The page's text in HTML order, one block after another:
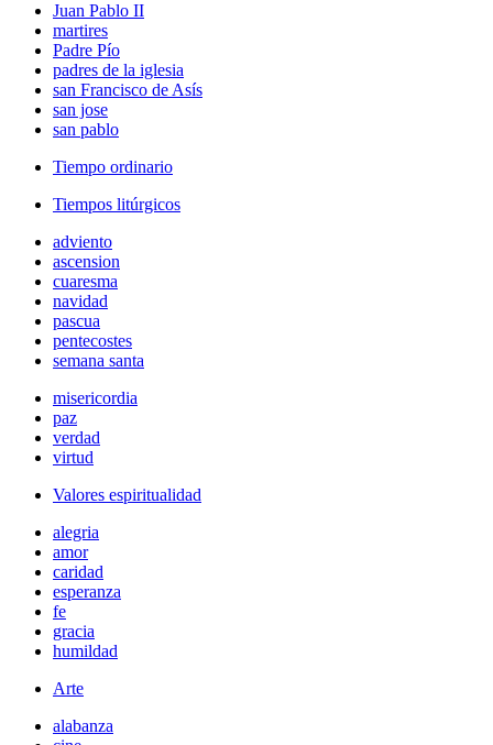
Juan Pablo II
martires
Padre Pío
padres de la iglesia
san Francisco de Asís
san jose
san pablo
Tiempo ordinario
Tiempos litúrgicos
adviento
ascension
cuaresma
navidad
pascua
pentecostes
semana santa
misericordia
paz
verdad
virtud
Valores espiritualidad
alegria
amor
caridad
esperanza
fe
gracia
humildad
Arte
alabanza